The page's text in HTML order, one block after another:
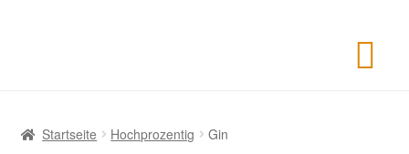
Startseite Hochprozentig Gin